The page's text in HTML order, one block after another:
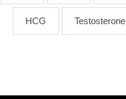
Testosterone
HCG